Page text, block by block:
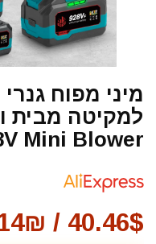
מיני מפוח
Mini Blower
40.46$ / 114₪